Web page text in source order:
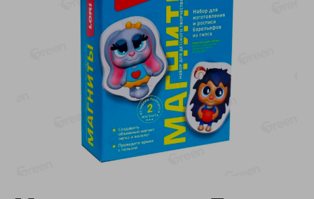
Показано 1-14 из 78
Показать 15-28 из 78